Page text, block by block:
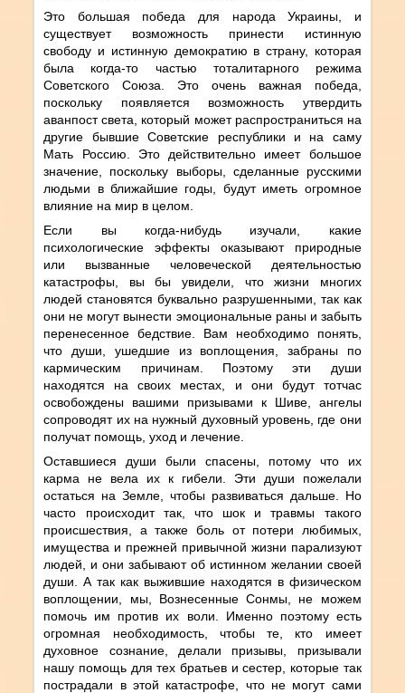
Это большая победа для народа Украины, и
существует возможность принести истинную
свободу и истинную демократию в страну, которая
была когда-то частью тоталитарного режима
Советского Союза. Это очень важная победа,
поскольку появляется возможность утвердить
аванпост света, который может распространиться на
другие бывшие Советские республики и на саму
Мать Россию. Это действительно имеет большое
значение, поскольку выборы, сделанные русскими
людьми в ближайшие годы, будут иметь огромное
влияние на мир в целом.
Если вы когда-нибудь изучали, какие
психологические эффекты оказывают природные
или вызванные человеческой деятельностью
катастрофы, вы бы увидели, что жизни многих
людей становятся буквально разрушенными, так как
они не могут вынести эмоциональные раны и забыть
перенесенное бедствие. Вам необходимо понять,
что души, ушедшие из воплощения, забраны по
кармическим причинам. Поэтому эти души
находятся на своих местах, и они будут тотчас
освобождены вашими призывами к Шиве, ангелы
сопроводят их на нужный духовный уровень, где они
получат помощь, уход и лечение.
Оставшиеся души были спасены, потому что их
карма не вела их к гибели. Эти души пожелали
остаться на Земле, чтобы развиваться дальше. Но
часто происходит так, что шок и травмы такого
происшествия, а также боль от потери любимых,
имущества и прежней привычной жизни парализуют
людей, и они забывают об истинном желании своей
души. А так как выжившие находятся в физическом
воплощении, мы, Вознесенные Сонмы, не можем
помочь им против их воли. Именно поэтому есть
огромная необходимость, чтобы те, кто имеет
духовное сознание, делали призывы, призывали
нашу помощь для тех братьев и сестер, которые так
пострадали в этой катастрофе, что не могут сами